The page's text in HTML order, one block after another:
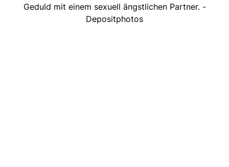
Geduld mit einem sexuell ängstlichen Partner. -
Depositphotos